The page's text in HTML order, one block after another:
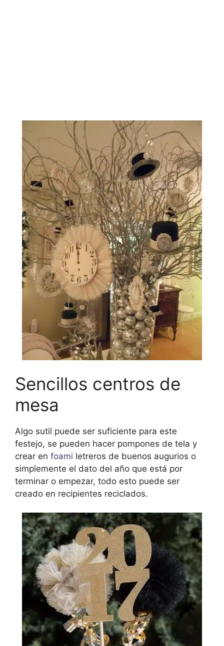
Sencillos centros de
mesa
Algo sutil puede ser suficiente para este
festejo, se pueden hacer pompones de tela y
crear en foami letreros de buenos augurios o
simplemente el dato del año que está por
terminar o empezar, todo esto puede ser
creado en recipientes reciclados.